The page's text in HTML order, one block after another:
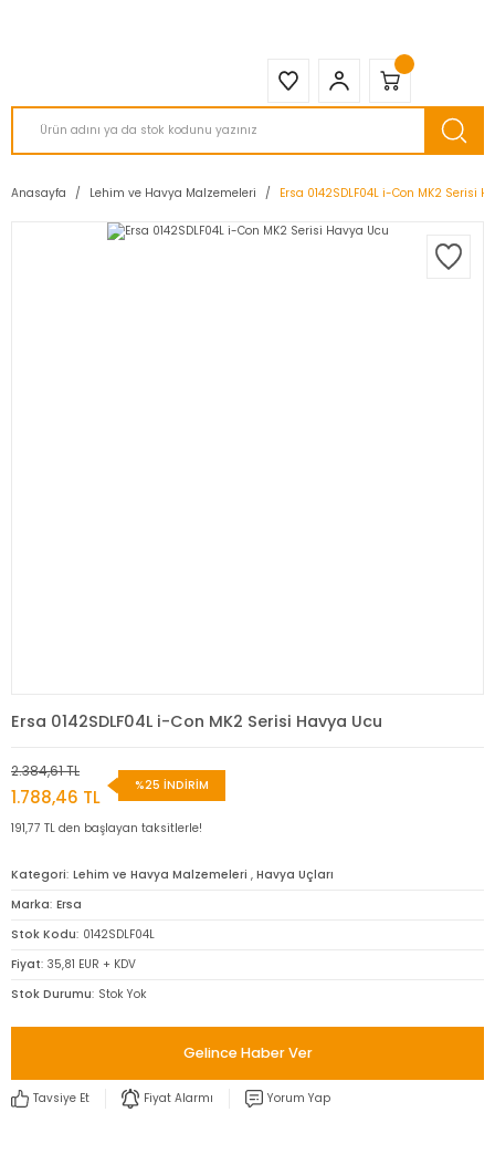
Anasayfa Lehim ve Havya Malzemeleri Ersa 0142SDLF04L i-Con MK2 Serisi
Ersa 0142SDLF04L i-Con MK2 Serisi Havya Ucu
2.384,61 TL
1.788,46 TL
%25 İNDİRİM
191,77 TL den başlayan taksitlerle!
Kategori Lehim ve Havya Malzemeleri , Havya Uçları
Marka Ersa
Stok Kodu 0142SDLF04L
Fiyat 35,81 EUR + KDV
Stok Durumu Stok Yok
Gelince Haber Ver
Tavsiye Et Fiyat Alarmı Yorum Yap